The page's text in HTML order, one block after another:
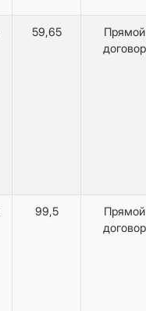
59,65
Прямой
договор
99,5
Прямой
договор